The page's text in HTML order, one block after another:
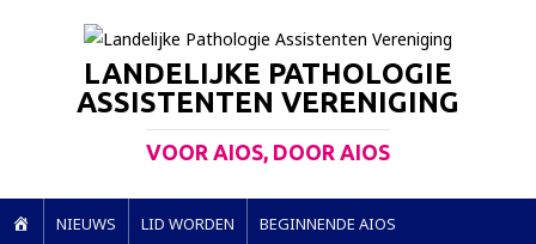
LANDELIJKE PATHOLOGIE
ASSISTENTEN VERENIGING
VOOR AIOS, DOOR AIOS
NIEUWS LID WORDEN BEGINNENDE AIOS